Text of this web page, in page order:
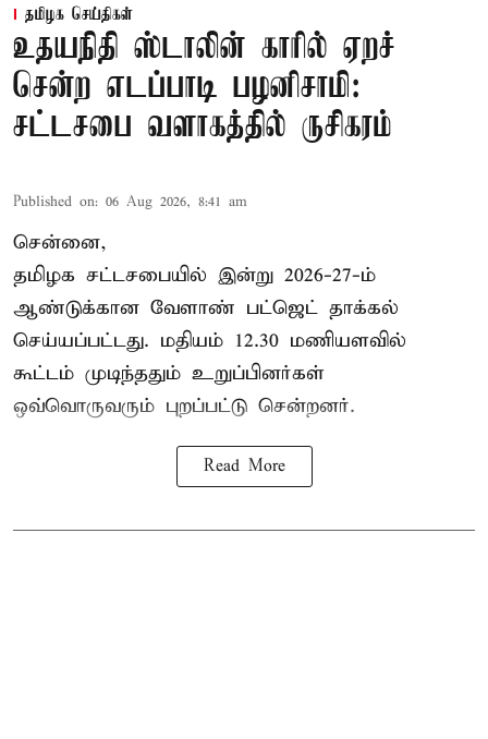
தமிழக செய்திகள்
உதயநிதி ஸ்டாலின் காரில் ஏறச்
சென்ற எடப்பாடி பழனிசாமி:
சட்டசபை வளாகத்தில் ருசிகரம்
Published on: 06 Aug 2026, 8:41 am
சென்னை,
தமிழக சட்டசபையில் இன்று 2026-27-ம்
ஆண்டுக்கான வேளாண் பட்ஜெட் தாக்கல்
செய்யப்பட்டது. மதியம் 12.30 மணியளவில்
கூட்டம் முடிந்ததும் உறுப்பினர்கள்
ஒவ்வொருவரும் புறப்பட்டு சென்றனர்.
Read More